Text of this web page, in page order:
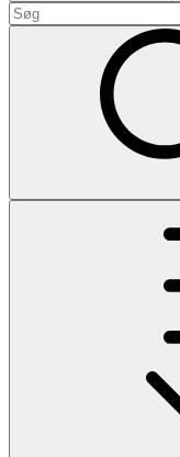
Search
for: